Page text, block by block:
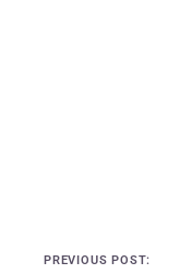
Post
PREVIOUS POST: